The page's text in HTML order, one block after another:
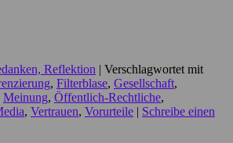
Reflektion | Verschlagwortet mit
, Filterblase, Gesellschaft,
Meinung, Öffentlich-Rechtliche,
, Vertrauen, Vorurteile | Schreibe einen